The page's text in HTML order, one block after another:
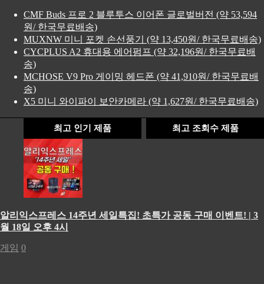
CMF Buds 프로 2 블루투스 이어폰 글로벌버전 (약 53,594
원/ 한국무료배송)
MUXNW 미니 포켓 손선풍기 (약 13,450원/ 한국무료배송)
CYCPLUS A2 휴대용 에어펌프 (약 32,196원/ 한국무료배
송)
MCHOSE V9 Pro 게이밍 헤드폰 (약 41,910원/ 한국무료배
송)
X5 미니 와이파이 보안카메라 (약 1,627원/ 한국무료배송)
최고 인기 제품 최고 조회수 제품
알리익스프레스 14주년 세일특집! 초특가 공동 구매 이벤트! | 3
월 18일 오후 4시
게임 0